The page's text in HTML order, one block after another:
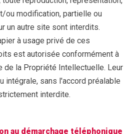
ou modification, partielle ou
un autre site sont interdits.
à usage privé de ces
est autorisée conformément à
de la Propriété Intellectuelle. Leur
intégrale, sans l'accord préalable
interdite.
au démarchage téléphonique